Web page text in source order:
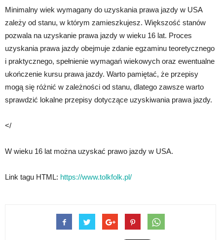
Minimalny wiek wymagany do uzyskania prawa jazdy w USA
zależy od stanu, w którym zamieszkujesz. Większość stanów
pozwala na uzyskanie prawa jazdy w wieku 16 lat. Proces
uzyskania prawa jazdy obejmuje zdanie egzaminu teoretycznego
i praktycznego, spełnienie wymagań wiekowych oraz ewentualne
ukończenie kursu prawa jazdy. Warto pamiętać, że przepisy
mogą się różnić w zależności od stanu, dlatego zawsze warto
sprawdzić lokalne przepisy dotyczące uzyskiwania prawa jazdy.
</
W wieku 16 lat można uzyskać prawo jazdy w USA.
Link tagu HTML: https://www.tolkfolk.pl/